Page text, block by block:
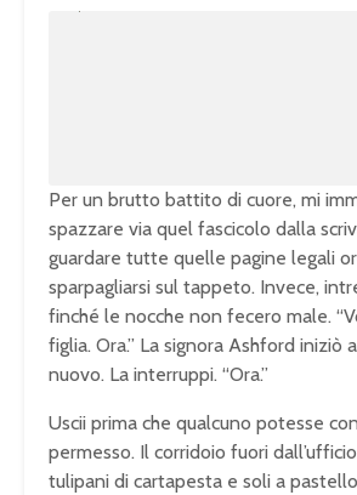
Per un brutto battito di cuore, mi
spazzare via quel fascicolo dalla
guardare tutte quelle pagine legali
sparpagliarsi sul tappeto. Invece,
finché le nocche non fecero male.
figlia. Ora.” La signora Ashford iniziò
nuovo. La interruppi. “Ora.”
Uscii prima che qualcuno potesse
permesso. Il corridoio fuori
tulipani di cartapesta e soli a